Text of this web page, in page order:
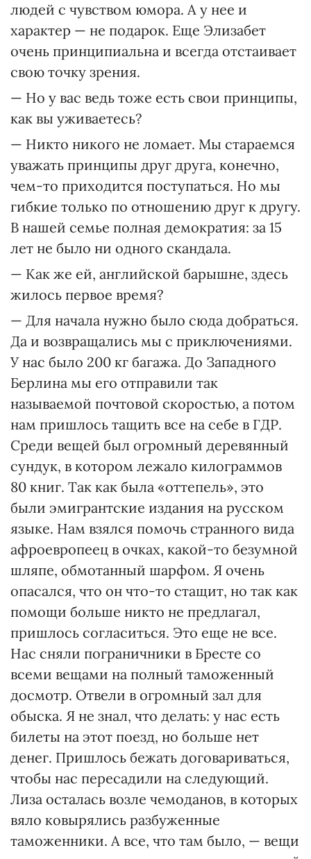
людей с чувством юмора. А у нее и
характер — не подарок. Еще Элизабет
очень принципиальна и всегда отстаивает
свою точку зрения.
— Но у вас ведь тоже есть свои принципы,
как вы уживаетесь?
— Никто никого не ломает. Мы стараемся
уважать принципы друг друга, конечно,
чем-то приходится поступаться. Но мы
гибкие только по отношению друг к другу.
В нашей семье полная демократия: за 15
лет не было ни одного скандала.
— Как же ей, английской барышне, здесь
жилось первое время?
— Для начала нужно было сюда добраться.
Да и возвращались мы с приключениями.
У нас было 200 кг багажа. До Западного
Берлина мы его отправили так
называемой почтовой скоростью, а потом
нам пришлось тащить все на себе в ГДР.
Среди вещей был огромный деревянный
сундук, в котором лежало килограммов
80 книг. Так как была «оттепель», это
были эмигрантские издания на русском
языке. Нам взялся помочь странного вида
афроевропеец в очках, какой-то безумной
шляпе, обмотанный шарфом. Я очень
опасался, что он что-то стащит, но так как
помощи больше никто не предлагал,
пришлось согласиться. Это еще не все.
Нас сняли пограничники в Бресте со
всеми вещами на полный таможенный
досмотр. Отвели в огромный зал для
обыска. Я не знал, что делать: у нас есть
билеты на этот поезд, но больше нет
денег. Пришлось бежать договариваться,
чтобы нас пересадили на следующий.
Лиза осталась возле чемоданов, в которых
вяло ковырялись разбуженные
таможенники. А все, что там было, — вещи